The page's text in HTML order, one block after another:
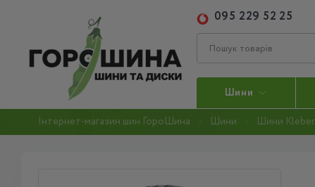
095 229 52 25
Шини
Інтернет-магазин шин ГороШина Шини Шини Kleber